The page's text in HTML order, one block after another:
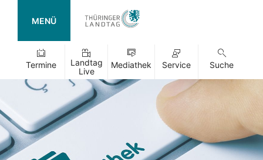
MENÜ
Termine
Landtag
Live
Mediathek Service Suche